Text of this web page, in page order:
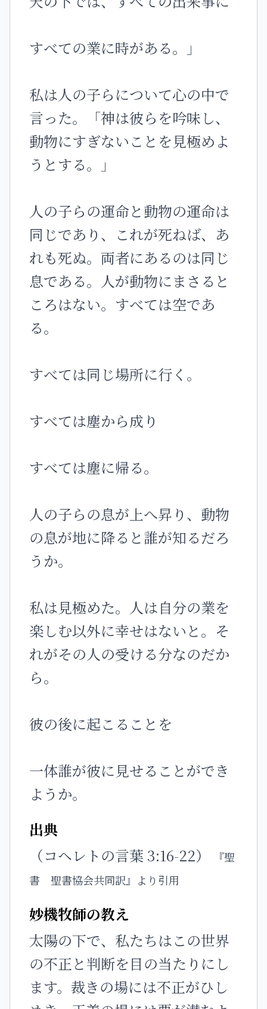
すべての業に時がある。」
私は人の子らについて心の中で
言った。「神は彼らを吟味し、
動物にすぎないことを見極めよ
うとする。」
人の子らの運命と動物の運命は
同じであり、これが死ねば、あ
れも死ぬ。両者にあるのは同じ
息である。人が動物にまさると
ころはない。すべては空であ
る。
すべては同じ場所に行く。
すべては塵から成り
すべては塵に帰る。
人の子らの息が上へ昇り、動物
の息が地に降ると誰が知るだろ
うか。
私は見極めた。人は自分の業を
楽しむ以外に幸せはないと。そ
れがその人の受ける分なのだか
ら。
彼の後に起こることを
一体誰が彼に見せることができ
ようか。
出典
（コヘレトの言葉 3:16-22）
『聖
書 聖書協会共同訳』より引用
妙機牧師の教え
太陽の下で、私たちはこの世界
の不正と判断を目の当たりにし
ます。裁きの場には不正がひし